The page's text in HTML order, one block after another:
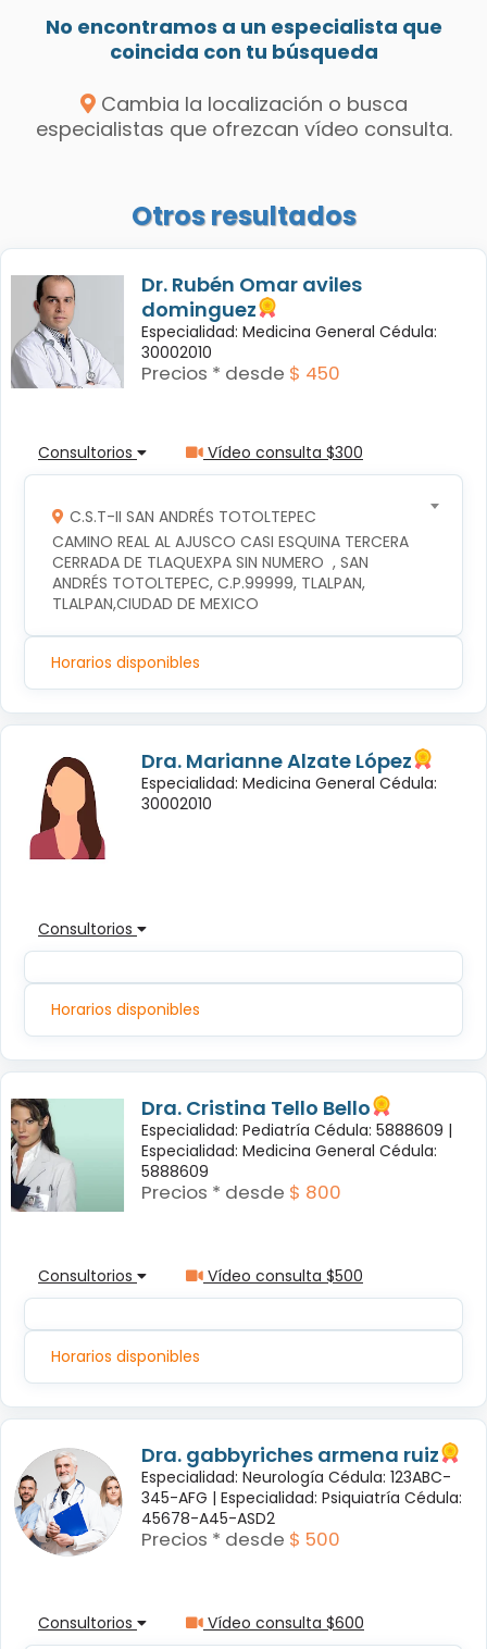
No encontramos a un especialista que
coincida con tu búsqueda
Cambia la localización o busca
especialistas que ofrezcan vídeo consulta.
Otros resultados
Dr. Rubén Omar aviles
dominguez
Especialidad: Medicina General Cédula:
30002010
Precios * desde $ 450
Consultorios Vídeo consulta $300
C.S.T-II SAN ANDRÉS TOTOLTEPEC
CAMINO REAL AL AJUSCO CASI ESQUINA TERCERA
CERRADA DE TLAQUEXPA SIN NUMERO  , SAN
ANDRÉS TOTOLTEPEC, C.P.99999, TLALPAN,
TLALPAN,CIUDAD DE MEXICO
Horarios disponibles
Dra. Marianne Alzate López
Especialidad: Medicina General Cédula:
30002010
Consultorios
Horarios disponibles
Dra. Cristina Tello Bello
Especialidad: Pediatría Cédula: 5888609 |
Especialidad: Medicina General Cédula:
5888609
Precios * desde $ 800
Consultorios Vídeo consulta $500
Horarios disponibles
Dra. gabbyriches armena ruiz
Especialidad: Neurología Cédula: 123ABC-
345-AFG | Especialidad: Psiquiatría Cédula:
45678-A45-ASD2
Precios * desde $ 500
Consultorios Vídeo consulta $600